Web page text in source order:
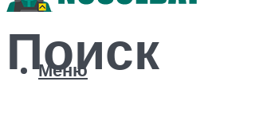
Поиск
Меню